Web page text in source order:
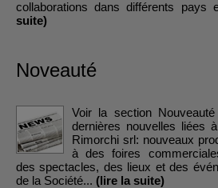
collaborations dans différents pays
suite)
Noveauté
Voir la section
dernières nouvelles liées
Rimorchi srl: nouveaux
à des foires
des spectacles, des lieux et des
de la Société... (lire la suite)